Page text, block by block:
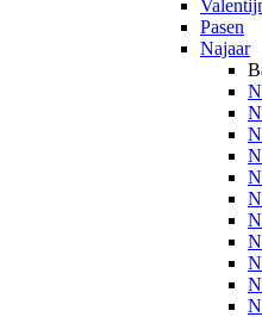
Pasen
Najaar